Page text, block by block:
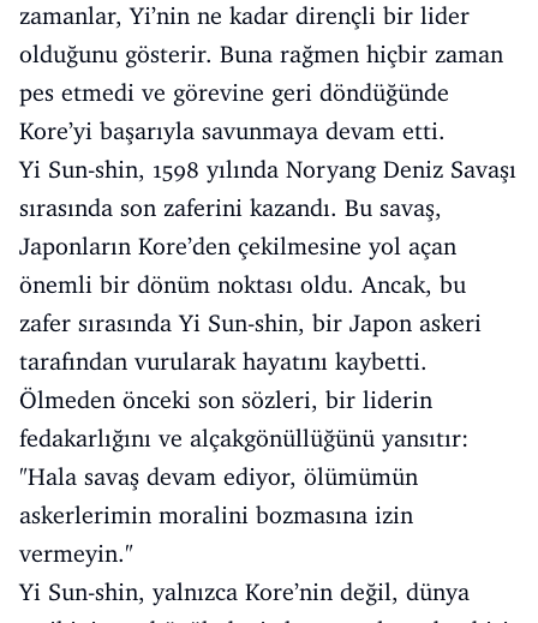
zamanlar, Yi’nin ne kadar dirençli bir lider
olduğunu gösterir. Buna rağmen hiçbir zaman
pes etmedi ve görevine geri döndüğünde
Kore’yi başarıyla savunmaya devam etti.
Yi Sun-shin, 1598 yılında Noryang Deniz Savaşı
sırasında son zaferini kazandı. Bu savaş,
Japonların Kore’den çekilmesine yol açan
önemli bir dönüm noktası oldu. Ancak, bu
zafer sırasında Yi Sun-shin, bir Japon askeri
tarafından vurularak hayatını kaybetti.
Ölmeden önceki son sözleri, bir liderin
fedakarlığını ve alçakgönüllüğünü yansıtır:
"Hala savaş devam ediyor, ölümümün
askerlerimin moralini bozmasına izin
vermeyin."
Yi Sun-shin, yalnızca Kore’nin değil, dünya